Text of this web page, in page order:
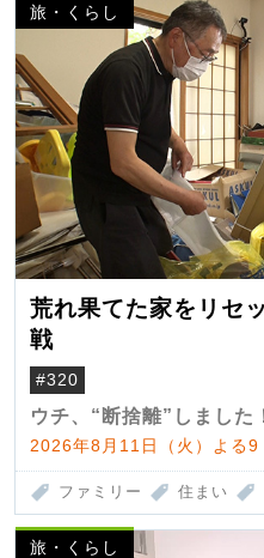
旅・くらし
荒れ果てた家をリセ
戦
#320
ウチ、“断捨離”しました
2026年8月11日（火）よる
ファミリー 住まい
旅・くらし